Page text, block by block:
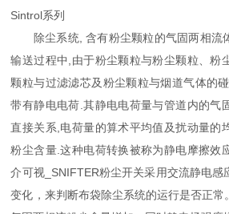
Sintrol系列
除尘系统, 含有粉尘颗粒的气固两相流
输送过程中,由于粉尘颗粒与粉尘颗粒、粉
颗粒与过滤滤芯及粉尘颗粒与烟道气体的
带有静电电荷.其静电电荷量与管道内的气
直接关系,电荷量的算术平均值及扰动量的
粉尘含量.这种电荷转换被称为静电摩擦效
介可视_SNIFTER粉尘开关采用交流静电感
变化，来判断布袋除尘系统的运行是否正常